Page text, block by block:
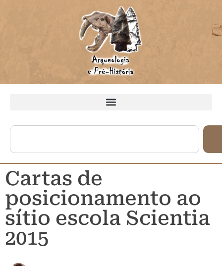
Cartas de
posicionamento ao
sítio escola Scientia
2015